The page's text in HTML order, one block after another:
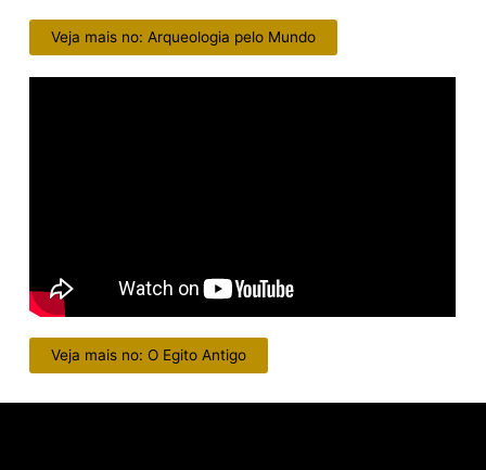
Veja mais no: Arqueologia pelo Mundo
Veja mais no: O Egito Antigo